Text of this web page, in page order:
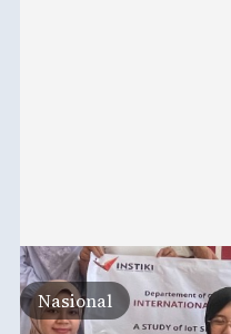
Nasional